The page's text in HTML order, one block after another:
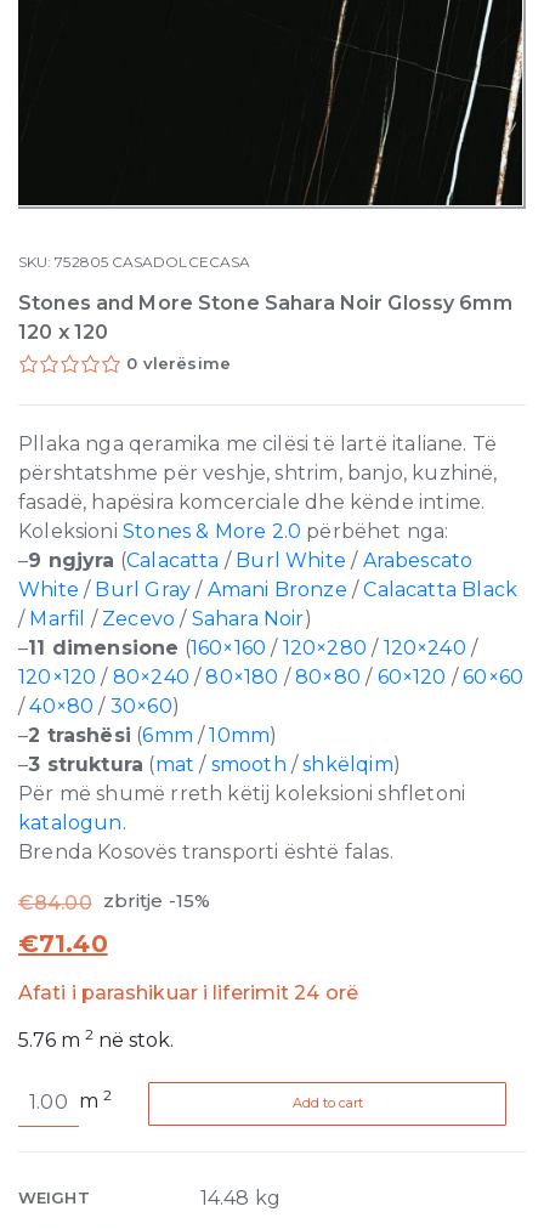
SKU:752805 CASADOLCECASA
Stones and More Stone Sahara Noir Glossy 6mm
120 x 120
0 vlerësime
Pllaka nga qeramika me cilësi të lartë italiane. Të
përshtatshme për veshje, shtrim, banjo, kuzhinë,
fasadë, hapësira komcerciale dhe kënde intime.
Koleksioni Stones & More 2.0 përbëhet nga:
–9 ngjyra (Calacatta / Burl White / Arabescato
White / Burl Gray / Amani Bronze /Calacatta Black
/ Marfil / Zecevo/ Sahara Noir)
–11 dimensione (160×160 / 120×280 / 120×240 /
120×120 / 80×240 /80×180 /80×80 / 60×120 /60×60
/40×80 / 30×60)
–2 trashësi (6mm /10mm)
–3 struktura (mat/ smooth /shkëlqim)
Për më shumë rreth këtij koleksioni shfletoni
katalogun.
Brenda Kosovës transporti është falas.
€84.00 zbritje -15%
€71.40
Afati i parashikuar i liferimit 24 orë
5.76 m2 në stok.
and
Sahara
m2 Add to cart
WEIGHT 14.48 kg